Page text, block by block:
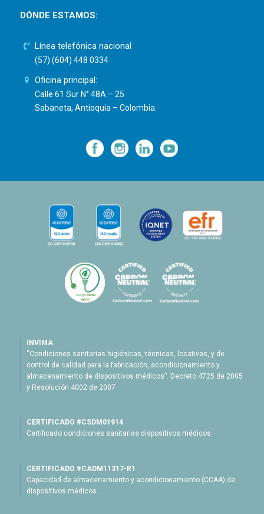
DÓNDE ESTAMOS:
Línea telefónica nacional
(57) (604) 448 0334
Oficina principal:
Calle 61 Sur N° 48A – 25
Sabaneta, Antioquia – Colombia.
— — —
INVIMA
“Condiciones sanitarias higiénicas, técnicas, locativas, y de
control de calidad para la fabricación, acondicionamiento y
almacenamiento de dispositivos médicos”. Decreto 4725 de 2005
y Resolución 4002 de 2007
CERTIFICADO #CSDM01914
Certificado condiciones sanitarias dispositivos médicos.
CERTIFICADO #CADM11317-R1
Capacidad de almacenamiento y acondicionamiento (CCAA) de
dispositivos médicos.